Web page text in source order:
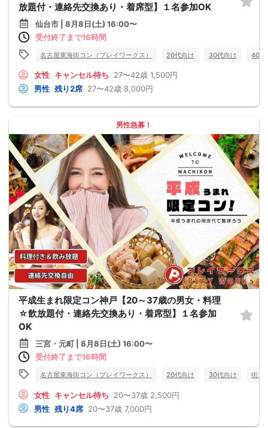
放題付・連絡先交換あり・着席型】１名参加OK
仙台市 | 8月8日(土) 16:00〜
受付終了まで16時間
名古屋東海街コン（プレイワークス） 20代向け 30代向け 40代
女性 キャンセル待ち 27〜42歳 1,500円
男性 残り2席 27〜42歳 8,000円
男性急募！
平成生まれ限定コン神戸【20～37歳の男女・料理
☆飲放題付・連絡先交換あり・着席型】１名参加
OK
三宮・元町 | 8月8日(土) 16:00〜
受付終了まで16時間
名古屋東海街コン（プレイワークス） 20代向け 30代向け 街コ
女性 キャンセル待ち 20〜37歳 2,500円
男性 残り4席 20〜37歳 7,000円